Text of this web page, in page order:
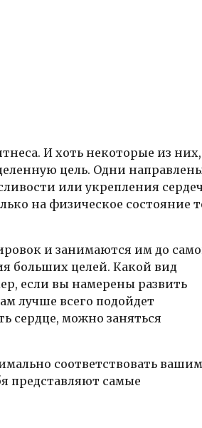
И хоть некоторые из
цель. Одни
или укрепления
на физическое состояние
и занимаются им до
больших целей. Какой вид
если вы намерены развить
лучше всего подойдет
сердце, можно заняться
соответствовать вашим
представляют самые